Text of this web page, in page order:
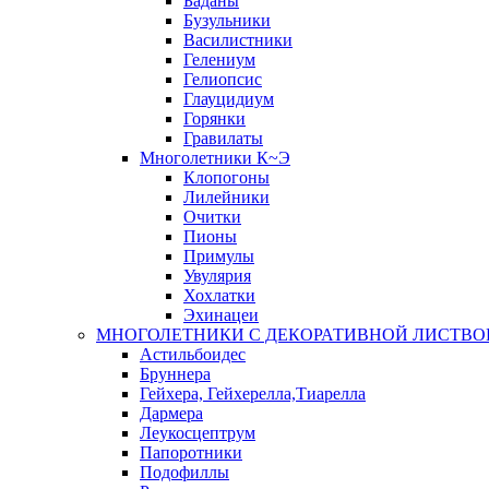
Бузульники
Василистники
Гелениум
Гелиопсис
Глауцидиум
Горянки
Гравилаты
Многолетники К~Э
Клопогоны
Лилейники
Очитки
Пионы
Примулы
Увулярия
Хохлатки
Эхинацеи
МНОГОЛЕТНИКИ С ДЕКОРАТИВНОЙ
Астильбоидес
Бруннера
Гейхера, Гейхерелла,Тиарелла
Дармера
Леукосцептрум
Папоротники
Подофиллы